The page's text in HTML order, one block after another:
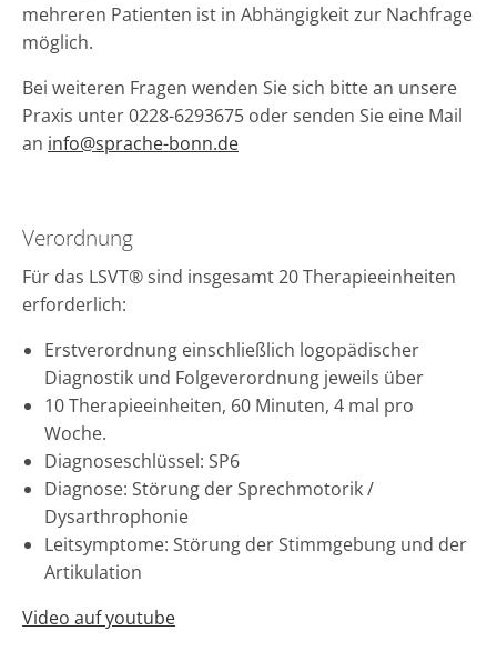
mehreren Patienten ist in Abhängigkeit zur Nachfrage
möglich.
Bei weiteren Fragen wenden Sie sich bitte an unsere
Praxis unter 0228-6293675 oder senden Sie eine Mail
an info@sprache-bonn.de
Verordnung
Für das LSVT® sind insgesamt 20 Therapieeinheiten
erforderlich:
Erstverordnung einschließlich logopädischer
Diagnostik und Folgeverordnung jeweils über
10 Therapieeinheiten, 60 Minuten, 4 mal pro
Woche.
Diagnoseschlüssel: SP6
Diagnose: Störung der Sprechmotorik /
Dysarthrophonie
Leitsymptome: Störung der Stimmgebung und der
Artikulation
Video auf youtube